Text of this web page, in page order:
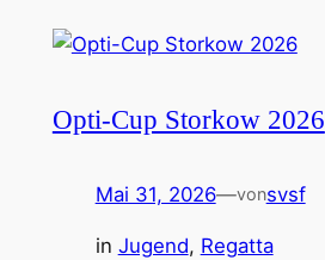
Opti-Cup Storkow 2026
Mai 31, 2026—vonsvsf
in Jugend, Regatta